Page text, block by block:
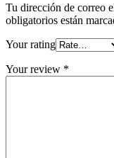
Tu dirección de correo
obligatorios están
Your rating
Your review *